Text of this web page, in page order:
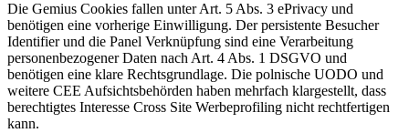
Die Gemius Cookies fallen unter Art. 5 Abs. 3 ePrivacy und
benötigen eine vorherige Einwilligung. Der persistente Besucher
Identifier und die Panel Verknüpfung sind eine Verarbeitung
personenbezogener Daten nach Art. 4 Abs. 1 DSGVO und
benötigen eine klare Rechtsgrundlage. Die polnische UODO und
weitere CEE Aufsichtsbehörden haben mehrfach klargestellt, dass
berechtigtes Interesse Cross Site Werbeprofiling nicht rechtfertigen
kann.